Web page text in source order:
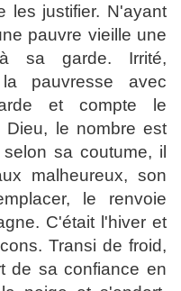
les justifier. N'ayant
pauvre vieille une
sa garde. Irrité,
pauvresse avec
et compte le
le nombre est
sa coutume, il
malheureux, son
le renvoie
C'était l'hiver et
Transi de froid,
de sa confiance en